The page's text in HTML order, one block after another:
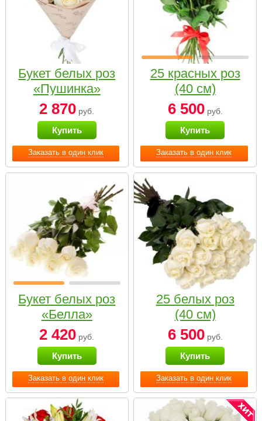
Заказать в один клик
Букет белых роз
«Пушинка»
2 870 руб.
Купить
Заказать в один клик
25 красных роз
(40 см)
6 500руб.
Купить
Заказать в один клик
Букет белых роз
«Белла»
2 420 руб.
Купить
Заказать в один клик
25 белых роз
(40 см)
6 500руб.
Купить